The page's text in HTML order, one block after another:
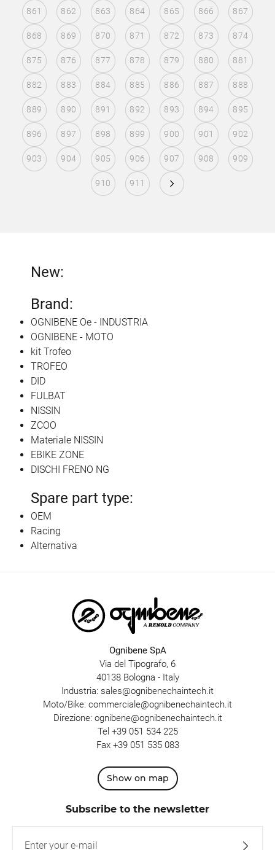
861 862 863 864 865 866 867
868 869 870 871 872 873 874
875 876 877 878 879 880 881
882 883 884 885 886 887 888
889 890 891 892 893 894 895
896 897 898 899 900 901 902
903 904 905 906 907 908 909
910 911
New:
Brand:
OGNIBENE Oe - INDUSTRIA
OGNIBENE - MOTO
kit Trofeo
TROFEO
DID
FULBAT
NISSIN
ZCOO
Materiale NISSIN
EBIKE ZONE
DISCHI FRENO NG
Spare part type:
OEM
Racing
Alternativa
Ognibene SpA
Via del Tipografo, 6
40138 Bologna - Italy
Industria: sales@ognibenechaintech.it
Moto/Bike: commerciale@ognibenechaintech.it
Direzione: ognibene@ognibenechaintech.it
Tel +39 051 534 225
Fax +39 051 535 083
Show on map
Subscribe to the newsletter